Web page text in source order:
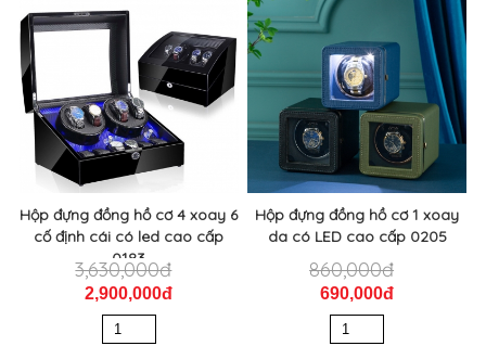
Hộp đựng đồng hồ cơ 4 xoay 6
cố định cái có led cao cấp
0183
3,630,000đ
2,900,000đ
Hộp đựng đồng hồ cơ 1 xoay
da có LED cao cấp 0205
860,000đ
690,000đ